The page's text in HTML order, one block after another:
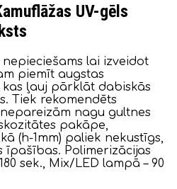
UV-gēls
nepieciešams lai izveidot
piemīt augstas
ļauj pārklāt dabiskās
Tiek rekomendēts
nagu gultnes
pakāpe,
(h-1mm) paliek nekustīgs,
Polimerizācijas
sek., Mix/LED lampā – 90